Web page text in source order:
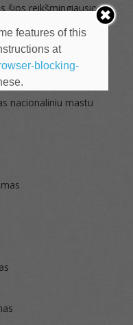
šios reikšmingiausios
nacionaliniu mastu
features of this
at
blocking-